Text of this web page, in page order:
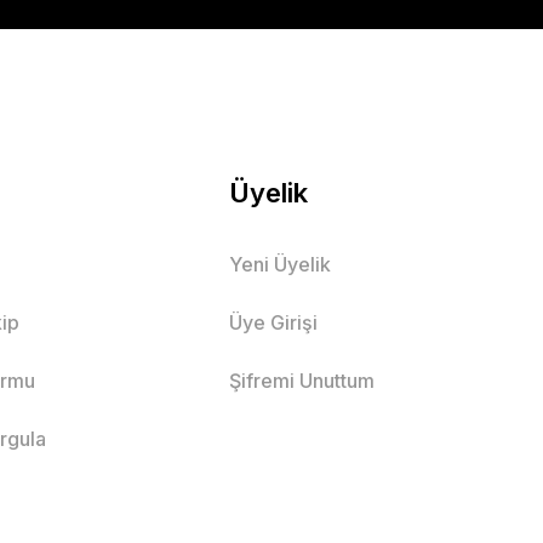
Üyelik
Yeni Üyelik
Üye Girişi
Şifremi Unuttum